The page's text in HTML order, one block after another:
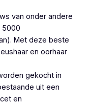
van onder andere
5000
Met deze beste
en oorhaar
gekocht in
uit een
en